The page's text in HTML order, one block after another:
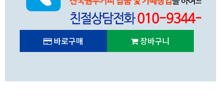
바로구매 장바구니